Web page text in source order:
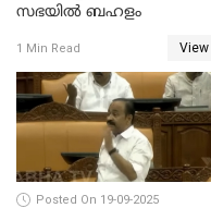
സഭയിൽ ബഹളം
1 Min Read View
Posted On 19-09-2025